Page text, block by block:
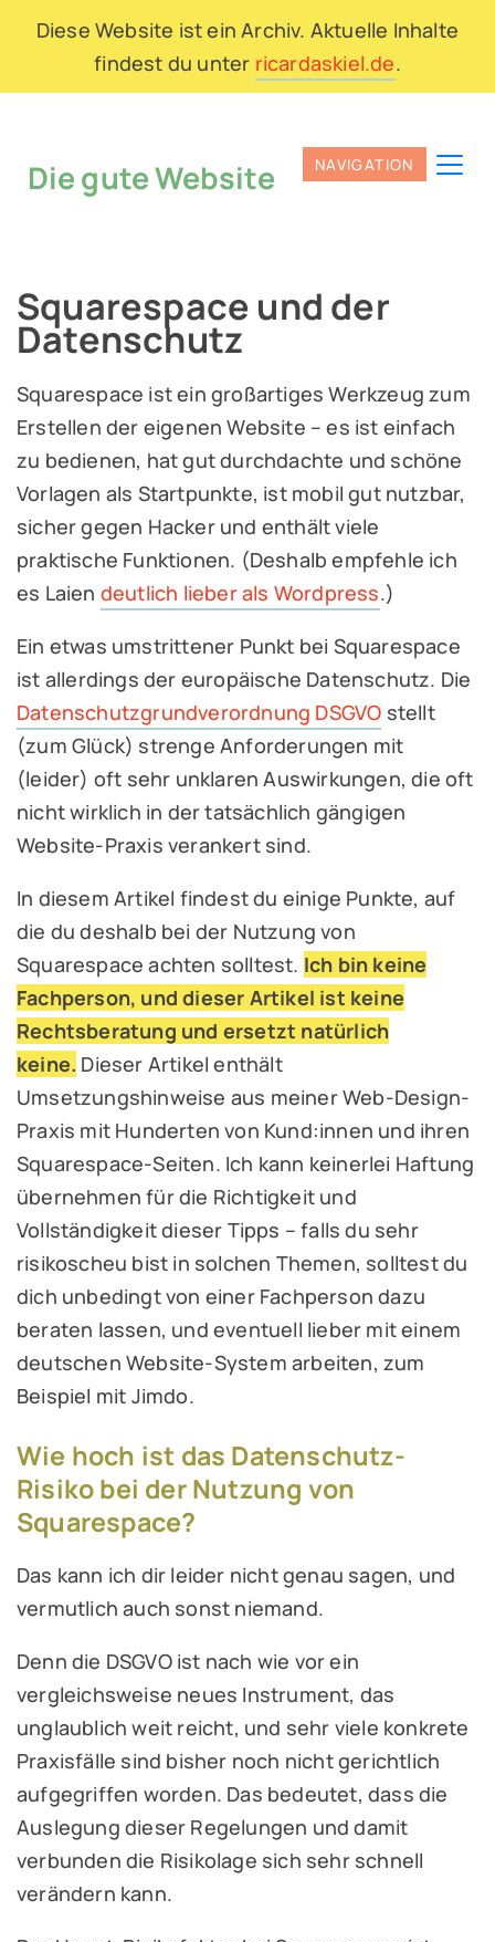
Diese Website ist ein Archiv. Aktuelle Inhalte
findest du unter ricardaskiel.de.
Die gute Website
Squarespace und der
Datenschutz
Squarespace ist ein großartiges Werkzeug zum
Erstellen der eigenen Website – es ist einfach
zu bedienen, hat gut durchdachte und schöne
Vorlagen als Startpunkte, ist mobil gut nutzbar,
sicher gegen Hacker und enthält viele
praktische Funktionen. (Deshalb empfehle ich
es Laien deutlich lieber als Wordpress.)
Ein etwas umstrittener Punkt bei Squarespace
ist allerdings der europäische Datenschutz. Die
Datenschutzgrundverordnung DSGVO stellt
(zum Glück) strenge Anforderungen mit
(leider) oft sehr unklaren Auswirkungen, die oft
nicht wirklich in der tatsächlich gängigen
Website-Praxis verankert sind.
In diesem Artikel findest du einige Punkte, auf
die du deshalb bei der Nutzung von
Squarespace achten solltest. Ich bin keine
Fachperson, und dieser Artikel ist keine
Rechtsberatung und ersetzt natürlich
keine. Dieser Artikel enthält
Umsetzungshinweise aus meiner Web-Design-
Praxis mit Hunderten von Kund:innen und ihren
Squarespace-Seiten. Ich kann keinerlei Haftung
übernehmen für die Richtigkeit und
Vollständigkeit dieser Tipps – falls du sehr
risikoscheu bist in solchen Themen, solltest du
dich unbedingt von einer Fachperson dazu
beraten lassen, und eventuell lieber mit einem
deutschen Website-System arbeiten, zum
Beispiel mit Jimdo.
Wie hoch ist das Datenschutz-
Risiko bei der Nutzung von
Squarespace?
Das kann ich dir leider nicht genau sagen, und
vermutlich auch sonst niemand.
Denn die DSGVO ist nach wie vor ein
vergleichsweise neues Instrument, das
unglaublich weit reicht, und sehr viele konkrete
Praxisfälle sind bisher noch nicht gerichtlich
aufgegriffen worden. Das bedeutet, dass die
Auslegung dieser Regelungen und damit
verbunden die Risikolage sich sehr schnell
verändern kann.